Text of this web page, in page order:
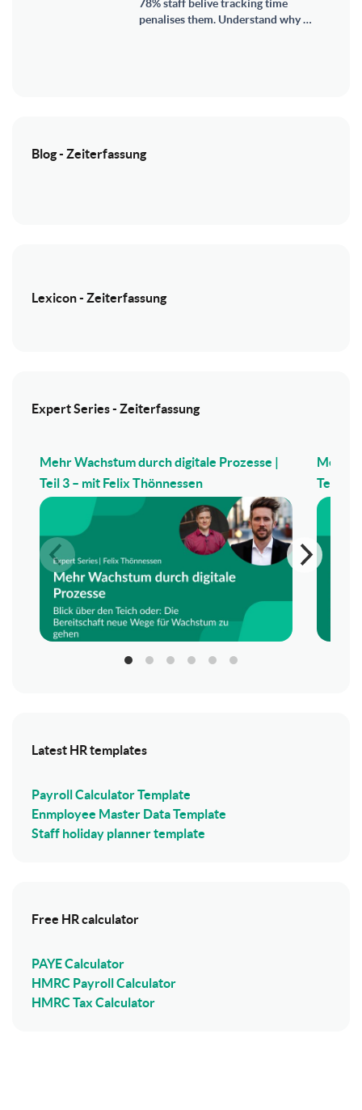
78% staff belive tracking time
penalises them. Understand why …
Blog - Zeiterfassung
Lexicon - Zeiterfassung
Expert Series - Zeiterfassung
Mehr Wachstum durch digitale Prozesse |
Teil 3 – mit Felix Thönnessen
Mehr
Teil 2 –
Latest HR templates
Payroll Calculator Template
Enmployee Master Data Template
Staff holiday planner template
Free HR calculator
PAYE Calculator
HMRC Payroll Calculator
HMRC Tax Calculator